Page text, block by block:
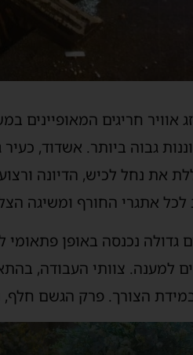
אוויר חריגים המאופיינים
את נחל לכיש, הדיונה
אתגרי החורף ומשיגה
נכנסה באופן פתאומי
למענה. צוותי העבודה,
הצורך. פרק הגשם